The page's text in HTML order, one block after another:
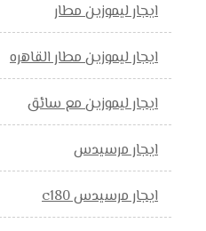
ايجار ليموزين مطار
ايجار ليموزين مطار القاهره
ايجار ليموزين مع سائق
ايجار مرسيدس
ايجار مرسيدس c180